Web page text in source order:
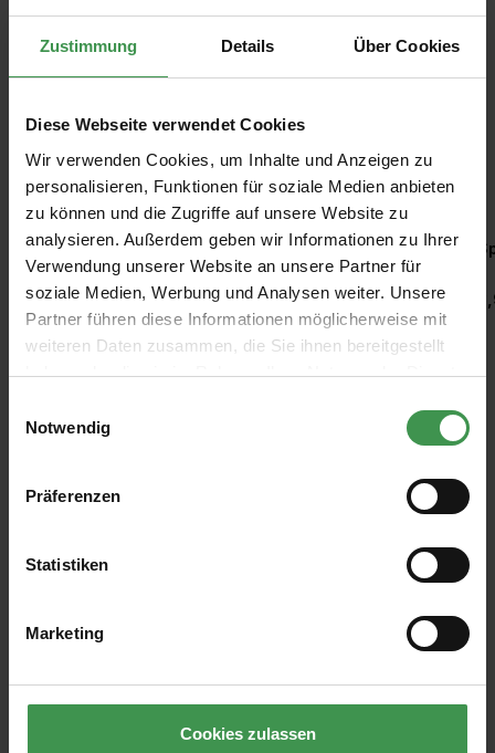
Zustimmung Details Über Cookies
Diese Webseite verwendet Cookies
Wir verwenden Cookies, um Inhalte und Anzeigen zu
personalisieren, Funktionen für soziale Medien anbieten
zu können und die Zugriffe auf unsere Website zu
analysieren. Außerdem geben wir Informationen zu Ihrer
Verwendung unserer Website an unsere Partner für
soziale Medien, Werbung und Analysen weiter. Unsere
Partner führen diese Informationen möglicherweise mit
weiteren Daten zusammen, die Sie ihnen bereitgestellt
haben oder die sie im Rahmen Ihrer Nutzung der Dienste
Notwendig
Präferenzen
Statistiken
Marketing
Cookies zulassen
Empfohlenes Zubehör
Produktgalerie überspringen
Kleisterquast/ Kleisterbürste
2,47 €
E-Mail-Adresse*